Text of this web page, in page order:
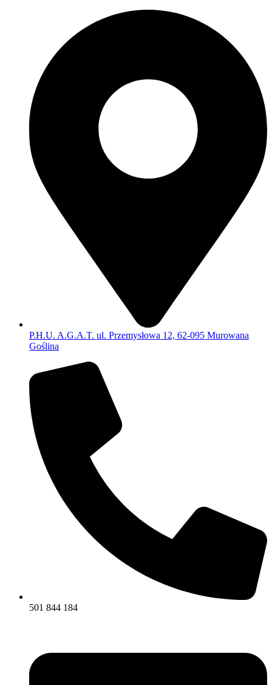
P.H.U. A.G.A.T. ul. Przemysłowa 12, 62-095 Murowana
Goślina
501 844 184